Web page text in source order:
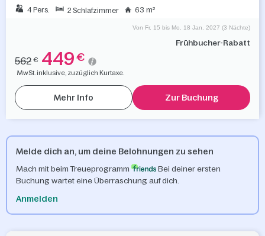
4 Pers. 2 Schlafzimmer 63 m²
Frühbucher-Rabatt
Von Fr. 15 bis Mo. 18 Jan. 2027 (3 Nächte)
562 € 449 €
MwSt. inklusive, zuzüglich Kurtaxe.
Mehr Info Zur Buchung
Melde dich an, um deine Belohnungen zu sehen
Mach mit beim Treueprogramm
Bei deiner ersten
Buchung wartet eine Überraschung auf dich.
Anmelden